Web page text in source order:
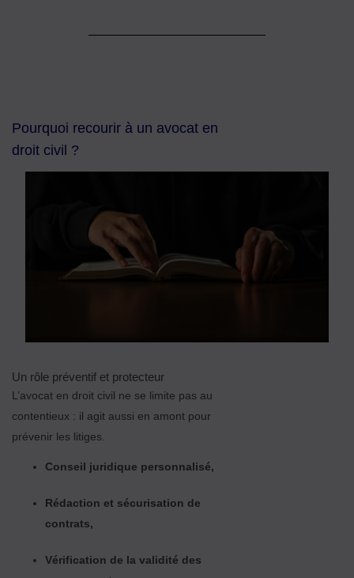
Pourquoi recourir à un avocat en
droit civil ?
Un rôle préventif et protecteur
L’avocat en droit civil ne se limite pas au
contentieux : il agit aussi en amont pour
prévenir les litiges.
Conseil juridique personnalisé,
Rédaction et sécurisation de
contrats,
Vérification de la validité des